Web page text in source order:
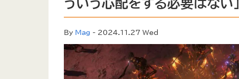
ういう心配をする必要はない」
By Mag - 2024.11.27 Wed